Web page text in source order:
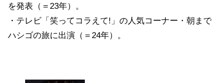
を発表（＝23年）。
・テレビ「笑ってコラえて!」の人気コーナー・朝まで
ハシゴの旅に出演（＝24年）。